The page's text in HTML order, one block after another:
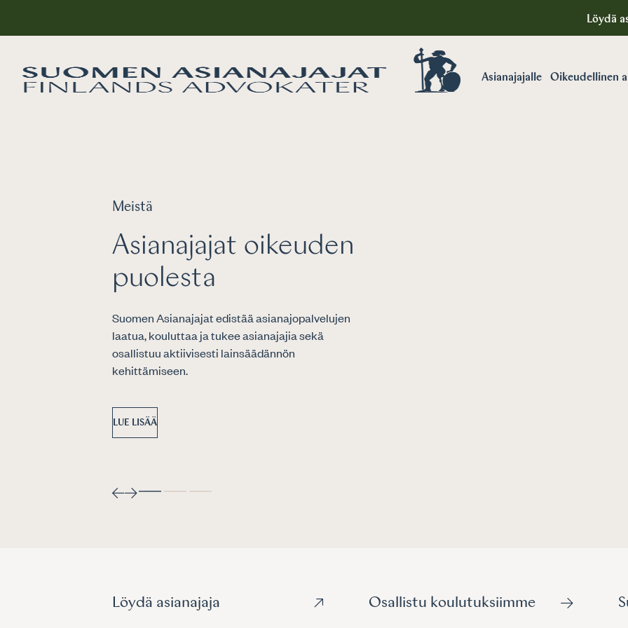
Löydä
Asianajajalle Oikeudellinen
Meistä
Asianajajat oikeuden
puolesta
Suomen Asianajajat edistää asianajopalvelujen
laatua, kouluttaa ja tukee asianajajia sekä
osallistuu aktiivisesti lainsäädännön
kehittämiseen.
LUE LISÄÄ
Löydä asianajaja
Osallistu koulutuksiimme